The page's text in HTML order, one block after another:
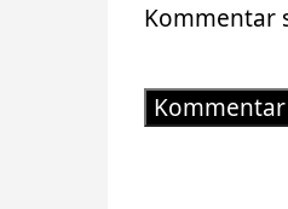
Kommentar